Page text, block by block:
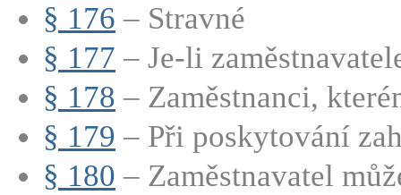
§ 176 – Stravné
§ 177 – Je-li
§ 178 – Zaměstnanci,
§ 179 – Při poskytování
§ 180 – Zaměstnavatel